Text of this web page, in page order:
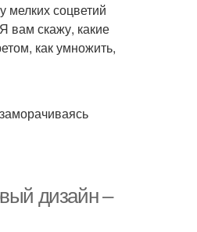
мелких соцветий
вам скажу, какие
как умножить,
дизайн –